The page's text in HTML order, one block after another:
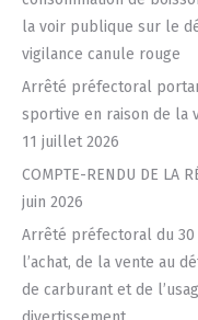
la voir publique sur le
vigilance canule rouge
Arrêté préfectoral
sportive en raison de la
11 juillet 2026
COMPTE-RENDU DE LA
juin 2026
Arrêté préfectoral du
l’achat, de la vente au
de carburant et de